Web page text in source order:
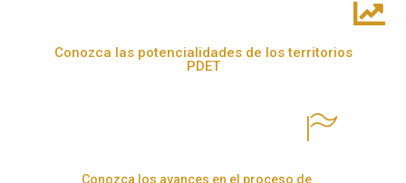
Conozca las potencialidades de los territorios
PDET
Conozca los avances en el proceso de